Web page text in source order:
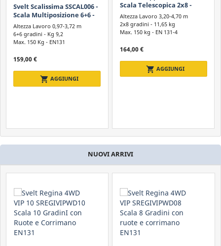
INCLUDI PREVENTIVI
Altezza di Lavoro
da 0 a oltre 8 m
Altro
con Guardacorpo
con Stabilizzatori
AZZERA FILTRI
navigate_beforeCATEGORIA ACCESSORI
Scala Telescopica 2x8 -
Multifunzione in Alluminio
Altezza Lavoro 3,20-4,70 m
2x8 gradini - 11,65 kg
Max. 150 kg -EN 131-4
shopping_cart
Gierre Peppina ALL040 -
Scala Telescopica
Alluminio - 2 x 10 Gradini
5,70 m.
Altezza Lavoro 3,70-5,70 m
2x10 gradini - 14 kg
185,00 €
shopping_cartAGGIUNGI
NUOVI ARRIVI